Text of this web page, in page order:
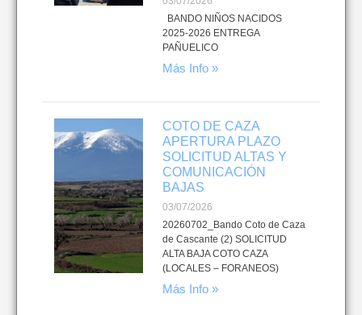
BANDO NIÑOS NACIDOS
2025-2026 ENTREGA
PAÑUELICO
Más Info »
COTO DE CAZA
APERTURA PLAZO
SOLICITUD ALTAS Y
COMUNICACIÓN
BAJAS
03/07/2026
20260702_Bando Coto de Caza
de Cascante (2) SOLICITUD
ALTA BAJA COTO CAZA
(LOCALES – FORANEOS)
Más Info »